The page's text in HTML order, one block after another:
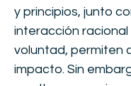
y principios, junto
interacción racional
voluntad, permiten
impacto. Sin